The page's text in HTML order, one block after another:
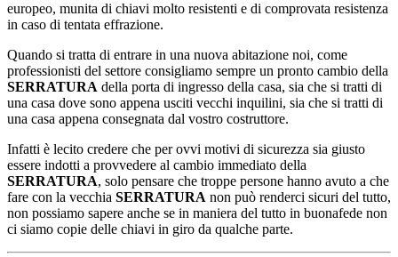
europeo, munita di chiavi molto resistenti e di comprovata resistenza
in caso di tentata effrazione.
Quando si tratta di entrare in una nuova abitazione noi, come
professionisti del settore consigliamo sempre un pronto cambio della
SERRATURA della porta di ingresso della casa, sia che si tratti di
una casa dove sono appena usciti vecchi inquilini, sia che si tratti di
una casa appena consegnata dal vostro costruttore.
Infatti è lecito credere che per ovvi motivi di sicurezza sia giusto
essere indotti a provvedere al cambio immediato della
SERRATURA, solo pensare che troppe persone hanno avuto a che
fare con la vecchia SERRATURA non può renderci sicuri del tutto,
non possiamo sapere anche se in maniera del tutto in buonafede non
ci siamo copie delle chiavi in giro da qualche parte.